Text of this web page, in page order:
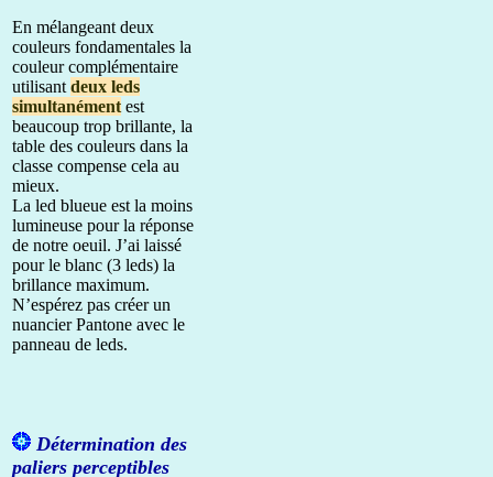
En mélangeant deux
couleurs fondamentales la
couleur complémentaire
utilisant deux leds
simultanément est
beaucoup trop brillante, la
table des couleurs dans la
classe compense cela au
mieux.
La led blueue est la moins
lumineuse pour la réponse
de notre oeuil. J’ai laissé
pour le blanc (3 leds) la
brillance maximum.
N’espérez pas créer un
nuancier Pantone avec le
panneau de leds.
Détermination des
paliers perceptibles